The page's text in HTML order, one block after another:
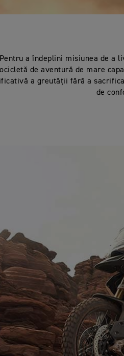
Pentru a îndeplini misiunea de a
de aventură de mare
a greutății fără a
de